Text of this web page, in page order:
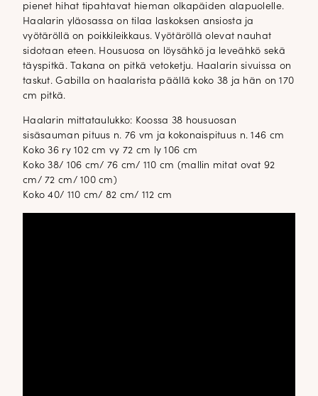
pienet hihat tipahtavat hieman olkapäiden alapuolelle.
Haalarin yläosassa on tilaa laskoksen ansiosta ja
vyötäröllä on poikkileikkaus. Vyötäröllä olevat nauhat
sidotaan eteen. Housuosa on löysähkö ja leveähkö sekä
täyspitkä. Takana on pitkä vetoketju. Haalarin sivuissa on
taskut. Gabilla on haalarista päällä koko 38 ja hän on 170
cm pitkä.
Haalarin mittataulukko: Koossa 38 housuosan
sisäsauman pituus n. 76 vm ja kokonaispituus n. 146 cm
Koko 36 ry 102 cm vy 72 cm ly 106 cm
Koko 38/ 106 cm/ 76 cm/ 110 cm (mallin mitat ovat 92
cm/ 72 cm/ 100 cm)
Koko 40/ 110 cm/ 82 cm/ 112 cm